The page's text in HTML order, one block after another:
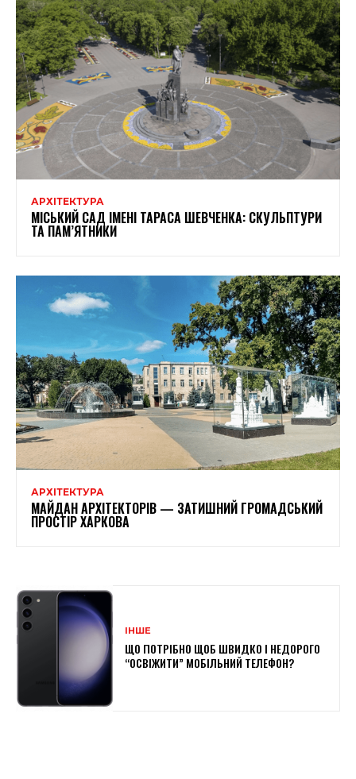
АРХІТЕКТУРА
МІСЬКИЙ САД ІМЕНІ ТАРАСА ШЕВЧЕНКА: СКУЛЬПТУРИ
ТА ПАМ’ЯТНИКИ
АРХІТЕКТУРА
МАЙДАН АРХІТЕКТОРІВ — ЗАТИШНИЙ ГРОМАДСЬКИЙ
ПРОСТІР ХАРКОВА
ІНШЕ
ЩО ПОТРІБНО ЩОБ ШВИДКО І НЕДОРОГО
“ОСВІЖИТИ” МОБІЛЬНИЙ ТЕЛЕФОН?